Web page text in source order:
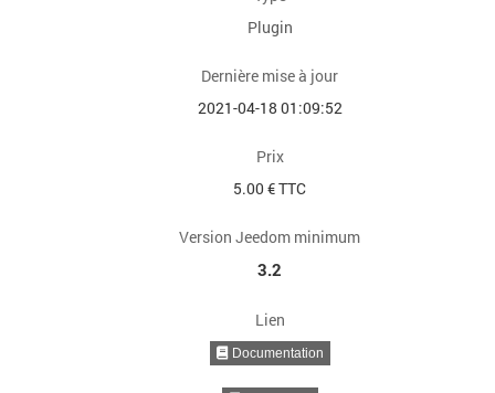
Plugin
Dernière mise à jour
2021-04-18 01:09:52
Prix
5.00 € TTC
Version Jeedom minimum
3.2
Lien
Documentation